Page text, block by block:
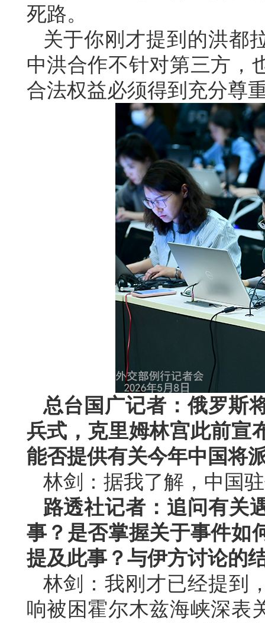
死路。
关于你刚才提到的洪都
中洪合作不针对第三方，
合法权益必须得到充分尊
总台国广记者：俄罗斯
兵式，克里姆林宫此前宣
能否提供有关今年中国将
林剑：据我了解，中国
路透社记者：追问有关
事？是否掌握关于事件如
提及此事？与伊方讨论的
林剑：我刚才已经提到
响被困霍尔木兹海峡深表